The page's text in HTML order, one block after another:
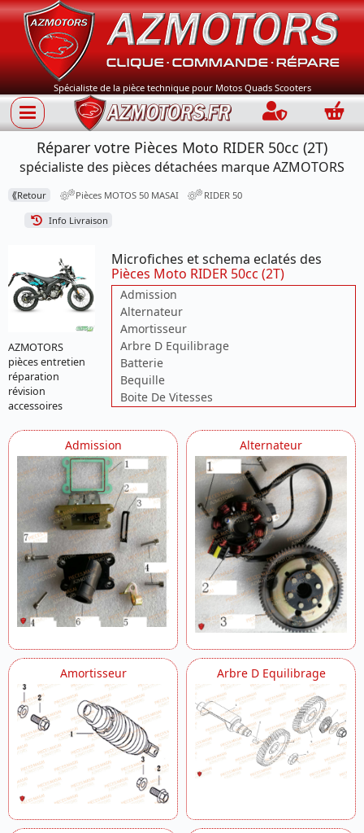
Spécialiste de la pièce technique pour Motos Quads Scooters
Connection
Réparer votre Pièces Moto RIDER 50cc (2T)
spécialiste des pièces détachées marque AZMOTORS
⟪Retour Pièces MOTOS 50 MASAI RIDER 50
Info Livraison
AZMOTORS
pièces entretien
réparation
révision
accessoires
Microfiches et schema eclatés des
Pièces Moto RIDER 50cc (2T)
Admission
Alternateur
Amortisseur
Arbre D Equilibrage
Batterie
Bequille
Boite De Vitesses
Cache Feu Avant
Caches Avant
Caches Lateraux
Cale Pied
Carburateur
Carter Embrayage
Carter Moteur
Chassis
Clignotants
Colonne De Direction
Compteur
Demarreur
Echappement
Eclairage Arriere
Eclairage Avant
Embrayage
Ensemble Electrique
Filtre A Air
Fourche
Frein Arriere
Frein Avant
Garde Boue Avant
Guidon
Haut Moteur
Admission Alternateur
Amortisseur Arbre D Equilibrage